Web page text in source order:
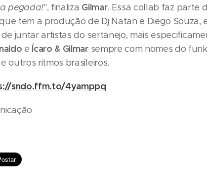
pegada!", finaliza Gilmar. Essa collab faz parte
tem a produção de Dj Natan e Diego Souza,
juntar artistas do sertanejo, mais
e Ícaro & Gilmarsempre com nomes do
outros ritmos brasileiros.
sndo.ffm.to/4yamppq